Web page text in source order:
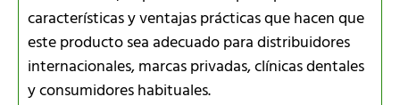
características y ventajas prácticas que hacen que
este producto sea adecuado para distribuidores
internacionales, marcas privadas, clínicas dentales
y consumidores habituales.